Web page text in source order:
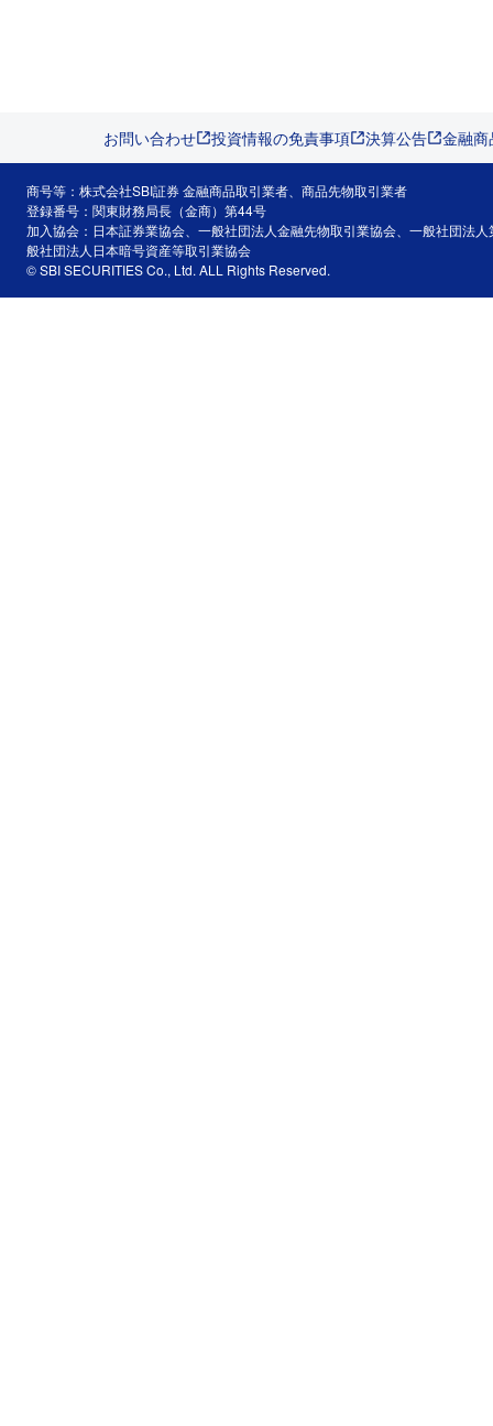
お問い合わせ 投資情報の免責事項 決算公告 金融
商号等：株式会社SBI証券 金融商品取引業者、商品先物取引業者
登録番号：関東財務局長（金商）第44号
加入協会：日本証券業協会、一般社団法人金融先物取引業協会、一般社団法
般社団法人日本暗号資産等取引業協会
© SBI SECURITIES Co., Ltd. ALL Rights Reserved.